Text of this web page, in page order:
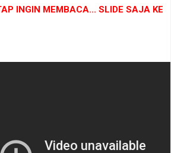
INGIN MEMBACA... SLIDE SAJA KE